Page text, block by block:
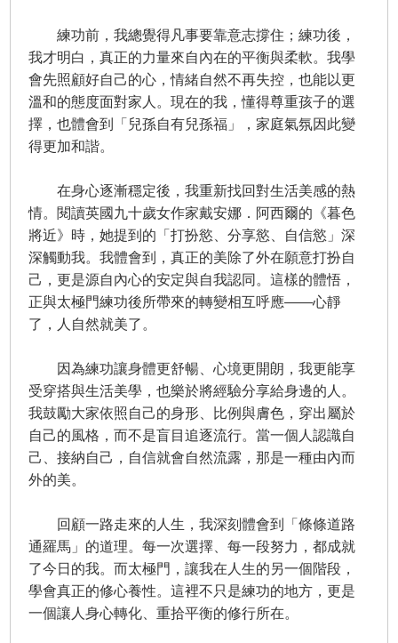
練功前，我總覺得凡事要靠意志撐住；練功後，
我才明白，真正的力量來自內在的平衡與柔軟。我學
會先照顧好自己的心，情緒自然不再失控，也能以更
溫和的態度面對家人。現在的我，懂得尊重孩子的選
擇，也體會到「兒孫自有兒孫福」，家庭氣氛因此變
得更加和諧。
在身心逐漸穩定後，我重新找回對生活美感的熱
情。閱讀英國九十歲女作家戴安娜．阿西爾的《暮色
將近》時，她提到的「打扮慾、分享慾、自信慾」深
深觸動我。我體會到，真正的美除了外在願意打扮自
己，更是源自內心的安定與自我認同。這樣的體悟，
正與太極門練功後所帶來的轉變相互呼應——心靜
了，人自然就美了。
因為練功讓身體更舒暢、心境更開朗，我更能享
受穿搭與生活美學，也樂於將經驗分享給身邊的人。
我鼓勵大家依照自己的身形、比例與膚色，穿出屬於
自己的風格，而不是盲目追逐流行。當一個人認識自
己、接納自己，自信就會自然流露，那是一種由內而
外的美。
回顧一路走來的人生，我深刻體會到「條條道路
通羅馬」的道理。每一次選擇、每一段努力，都成就
了今日的我。而太極門，讓我在人生的另一個階段，
學會真正的修心養性。這裡不只是練功的地方，更是
一個讓人身心轉化、重拾平衡的修行所在。